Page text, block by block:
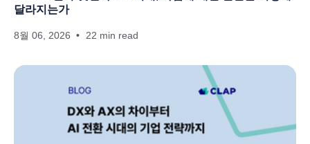
달라지는가
8월 06, 2026 22 min read